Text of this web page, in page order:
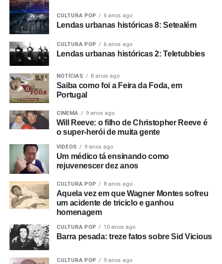
CULTURA POP 6 anos ago
Lendas urbanas históricas 8: Setealém
CULTURA POP 6 anos ago
Lendas urbanas históricas 2: Teletubbies
NOTÍCIAS 8 anos ago
Saiba como foi a Feira da Foda, em
Portugal
CINEMA 9 anos ago
Will Reeve: o filho de Christopher Reeve é
o super-herói de muita gente
VIDEOS 9 anos ago
Um médico tá ensinando como
rejuvenescer dez anos
CULTURA POP 8 anos ago
Aquela vez em que Wagner Montes sofreu
um acidente de triciclo e ganhou
homenagem
CULTURA POP 10 anos ago
Barra pesada: treze fatos sobre Sid Vicious
CULTURA POP 9 anos ago